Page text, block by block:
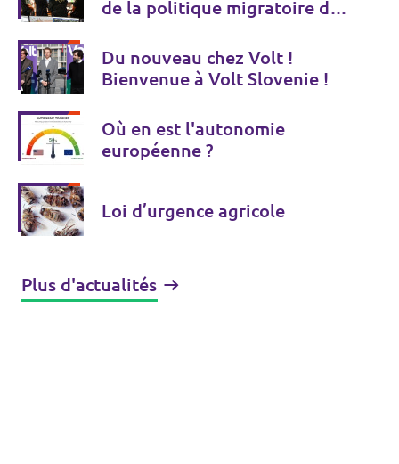
de la politique migratoire de
Du nouveau chez Volt !
Bienvenue à Volt Slovenie !
Où en est l'autonomie
européenne ?
Loi d’urgence agricole
Plus d'actualités